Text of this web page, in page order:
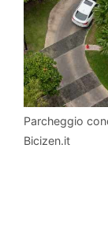
Parcheggio
Bicizen.it